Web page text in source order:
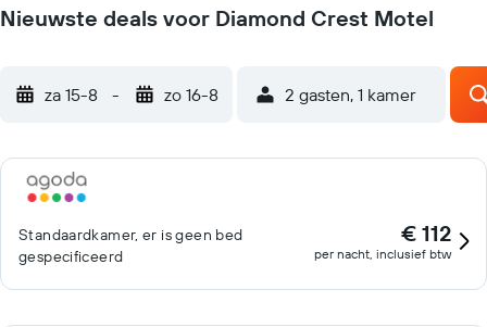
Nieuwste deals voor Diamond Crest Motel
za 15-8 - zo 16-8 2 gasten, 1 kamer
Standaardkamer, er is geen bed
gespecificeerd
€ 112
per nacht, inclusief btw